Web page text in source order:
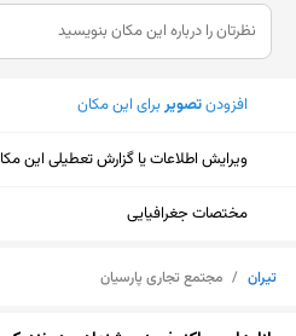
افزودنتصویربرای این مکان
ویرایش اطلاعات یا گزارش تعطیلی این
مختصات جغرافیایی
تیران / مجتمع تجاری پارسیان